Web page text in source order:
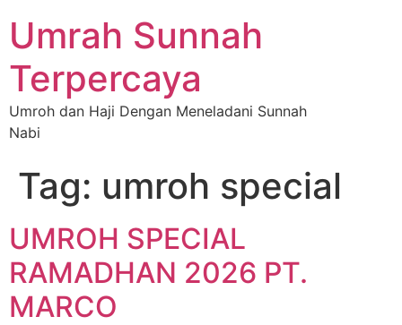
Umrah Sunnah
Terpercaya
Umroh dan Haji Dengan Meneladani Sunnah
Nabi
Tag: umroh special
UMROH SPECIAL
RAMADHAN 2026 PT.
MARCO